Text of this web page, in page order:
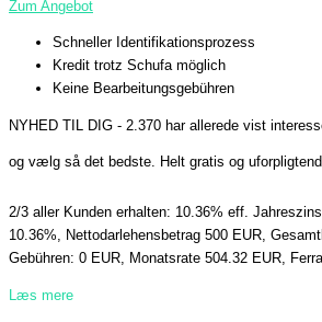
Zum Angebot
Schneller Identifikationsprozess
Kredit trotz Schufa möglich
Keine Bearbeitungsgebühren
NYHED TIL DIG - 2.370 har allerede vist
og vælg så det bedste. Helt gratis og
2/3 aller Kunden erhalten: 10.36% eff.
10.36%, Nettodarlehensbetrag 500 EUR,
Gebühren: 0 EUR, Monatsrate 504.32 EUR,
Læs mere